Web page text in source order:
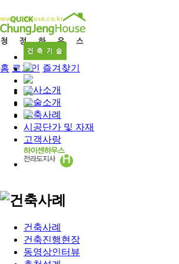
홈 로그인 즐겨찾기
회사소개
기술소개
건축사례
시공단가 및 자재
고객사랑
건축사례
건축진행현장
동영상인터뷰